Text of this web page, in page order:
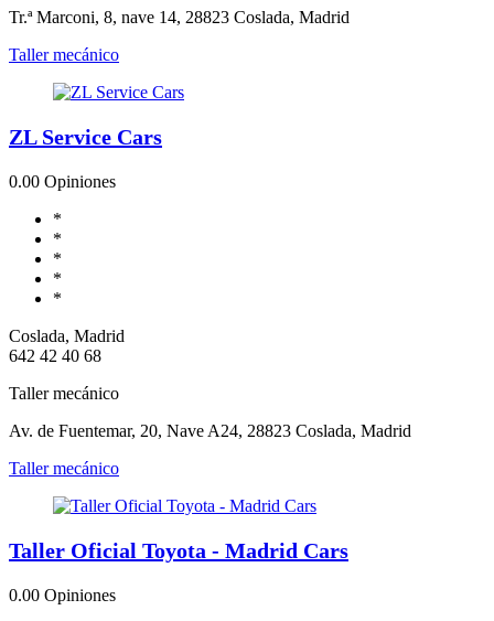
Tr.ª Marconi, 8, nave 14, 28823 Coslada, Madrid
Taller mecánico
ZL Service Cars
0.00 Opiniones
*
*
*
*
*
Coslada, Madrid
642 42 40 68
Taller mecánico
Av. de Fuentemar, 20, Nave A24, 28823 Coslada, Madrid
Taller mecánico
Taller Oficial Toyota - Madrid Cars
0.00 Opiniones